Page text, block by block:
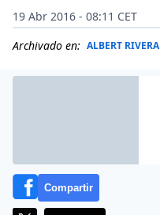
19 Abr 2016 - 08:11 CET
Archivado en: ALBERT RIVERA
Compartir